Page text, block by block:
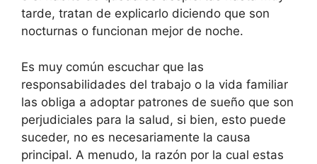
tarde, tratan de explicarlo diciendo que son
nocturnas o funcionan mejor de noche.
Es muy común escuchar que las
responsabilidades del trabajo o la vida familiar
las obliga a adoptar patrones de sueño que son
perjudiciales para la salud, si bien, esto puede
suceder, no es necesariamente la causa
principal. A menudo, la razón por la cual estas